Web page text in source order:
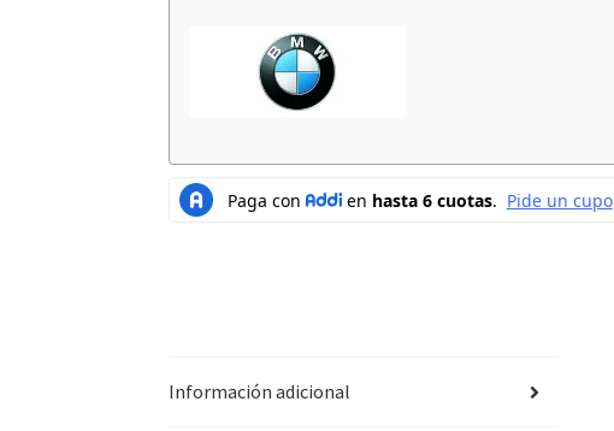
Información adicional